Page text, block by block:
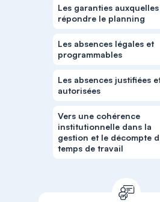
Les garanties
répondre le planning
Les absences légales et
programmables
Les absences justifiées
autorisées
Vers une cohérence
institutionnelle dans la
gestion et le décompte
temps de travail